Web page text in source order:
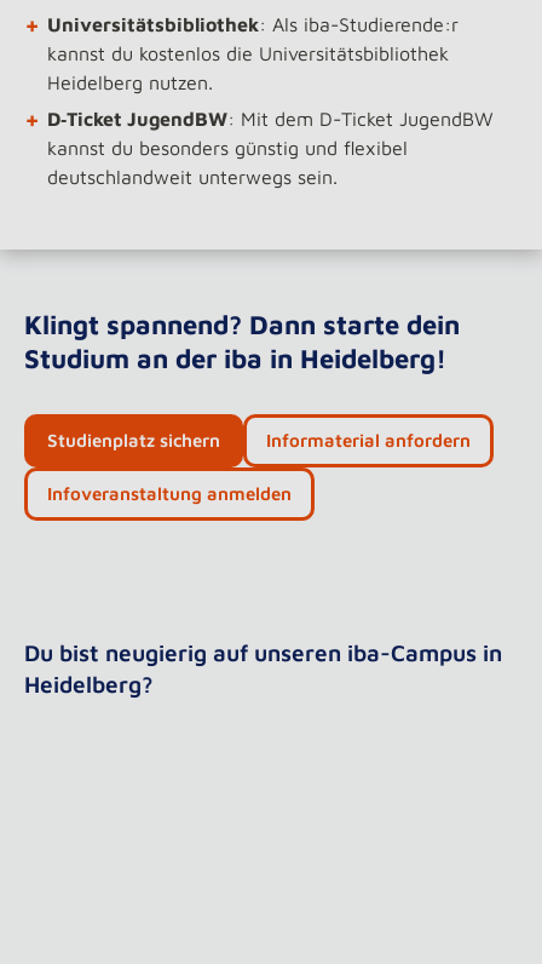
+ Universitätsbibliothek: Als iba-Studierende:r
kannst du kostenlos die Universitätsbibliothek
Heidelberg nutzen.
+ D‑Ticket JugendBW: Mit dem D-Ticket JugendBW
kannst du besonders günstig und flexibel
deutschlandweit unterwegs sein.
Klingt spannend? Dann starte dein
Studium an der iba in Heidelberg!
Studienplatz sichern Informaterial anfordern
Infoveranstaltung anmelden
Du bist neugierig auf unseren iba-Campus in
Heidelberg?